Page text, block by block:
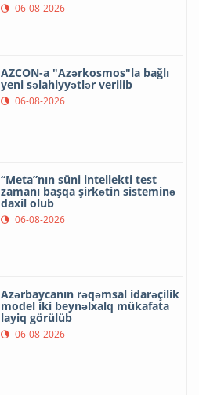
06-08-2026
AZCON-a "Azərkosmos"la bağlı
yeni səlahiyyətlər verilib
06-08-2026
“Meta”nın süni intellekti test
zamanı başqa şirkətin sisteminə
daxil olub
06-08-2026
Azərbaycanın rəqəmsal idarəçilik
model iki beynəlxalq mükafata
layiq görülüb
06-08-2026